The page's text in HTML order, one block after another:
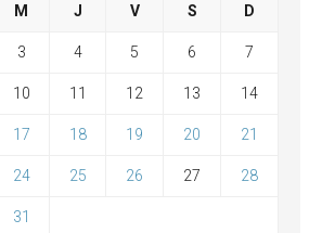
M J V S D
3 4 5 6 7
10 11 12 13 14
17 18 19 20 21
24 25 26 27 28
31